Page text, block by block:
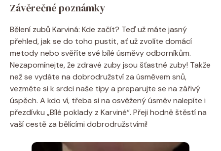
Závěrečné poznámky
Bělení zubů Karviná: Kde začít? Teď už máte jasný
přehled, jak se do toho pustit, ať už zvolíte domácí
metody nebo svěříte své bílé úsměvy odborníkům.
Nezapomínejte, že zdravé zuby jsou šťastné zuby! Takže
než se vydáte na dobrodružství za úsměvem snů,
vezměte si k srdci naše tipy a preparujte se na zářivý
úspěch. A kdo ví, třeba si na osvěžený úsměv nalepíte i
přezdívku „Bílé poklady z Karviné“. Přeji hodně štěstí na
vaší cestě za bělícími dobrodružstvími!